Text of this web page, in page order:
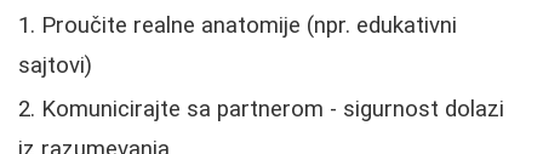
Proučite realne anatomije (npr. edukativni
sajtovi)
Komunicirajte sa partnerom - sigurnost dolazi